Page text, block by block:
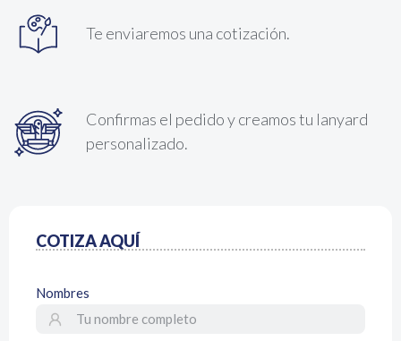
Te enviaremos una cotización.
Confirmas el pedido y creamos tu lanyard
personalizado.
COTIZA AQUÍ
Nombres